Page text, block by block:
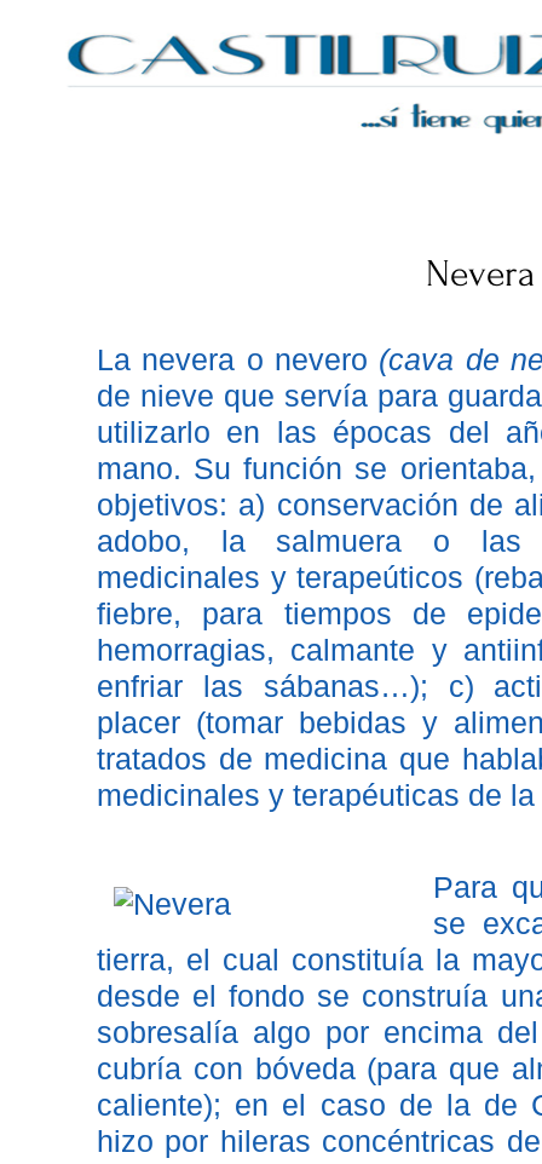
Castilruiz
Nevera
La nevera o nevero (cava de
de nieve que servía para
utilizarlo en las épocas del
mano. Su función se
objetivos: a) conservación de
adobo, la salmuera o las
medicinales y terapeúticos
fiebre, para tiempos de
hemorragias, calmante y
enfriar las sábanas…); c)
placer (tomar bebidas y
tratados de medicina que
medicinales y terapéuticas de
Para
se
tierra, el cual constituía la
desde el fondo se construía
sobresalía algo por encima
cubría con bóveda (para que
caliente); en el caso de la de
hizo por hileras concéntricas